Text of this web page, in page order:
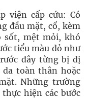
viện cấp cứu: Có
đầu mặt, cổ, kèm
sốt, mệt mỏi, khó
tiểu màu đỏ như
đây từng bị dị
toàn thân hoặc
Những trường
hiện các bước